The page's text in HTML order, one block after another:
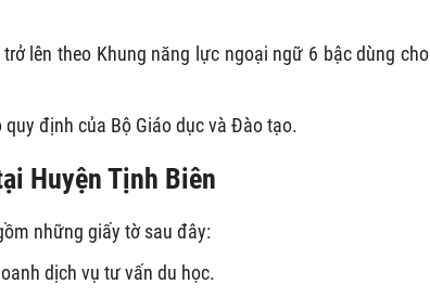
lên theo Khung năng lực ngoại ngữ 6 bậc dùng cho
định của Bộ Giáo dục và Đào tạo.
Huyện Tịnh Biên
những giấy tờ sau đây:
dịch vụ tư vấn du học.